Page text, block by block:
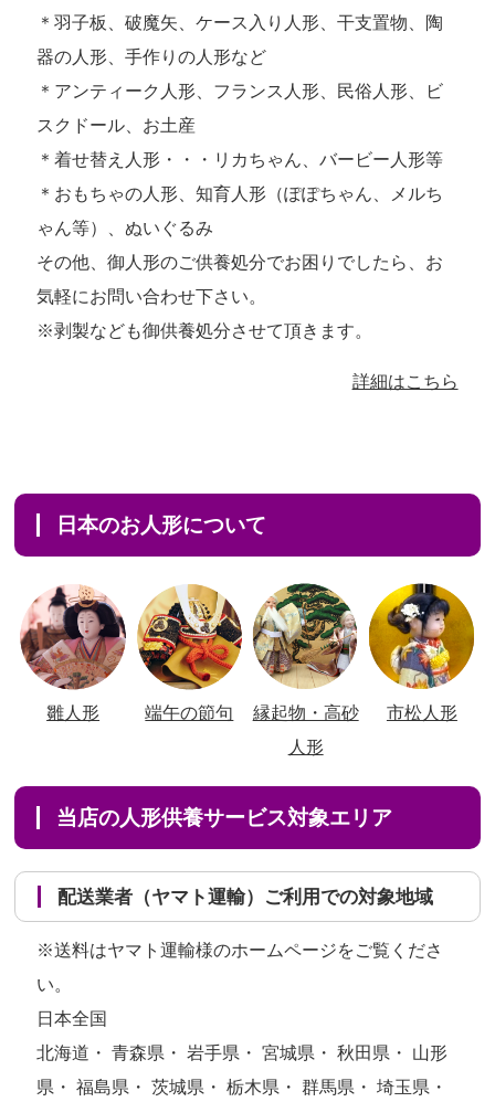
＊羽子板、破魔矢、ケース入り人形、干支置物、陶
器の人形、手作りの人形など
＊アンティーク人形、フランス人形、民俗人形、ビ
スクドール、お土産
＊着せ替え人形・・・リカちゃん、バービー人形等
＊おもちゃの人形、知育人形（ぽぽちゃん、メルち
ゃん等）、ぬいぐるみ
その他、御人形のご供養処分でお困りでしたら、お
気軽にお問い合わせ下さい。
※剥製なども御供養処分させて頂きます。
詳細はこちら
日本のお人形について
雛人形 端午の節句
縁起物・高砂
人形
市松人形
当店の人形供養サービス対象エリア
配送業者（ヤマト運輸）ご利用での対象地域
※送料はヤマト運輸様のホームページをご覧くださ
い。
日本全国
北海道・ 青森県・ 岩手県・ 宮城県・ 秋田県・ 山形
県・ 福島県・ 茨城県・ 栃木県・ 群馬県・ 埼玉県・